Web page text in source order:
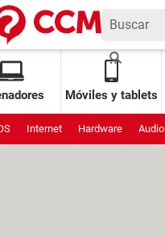
Móviles y tablets
Internet Hardware Audio